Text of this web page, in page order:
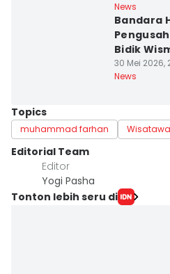
News
Bandara
Bidik
30 Mei 2026,
News
Topics
muhammad farhan
Editorial Team
Editor
Yogi Pasha
Tonton lebih seru di